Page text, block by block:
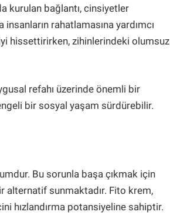
kurulan bağlantı, cinsiyetler
rahatlamasına yardımcı
hissettirirken, zihinlerindeki olumsuz
refahı üzerinde önemli bir
bir sosyal yaşam sürdürebilir.
Bu sorunla başa çıkmak için
alternatif sunmaktadır. Fito krem,
hızlandırma potansiyeline sahiptir.